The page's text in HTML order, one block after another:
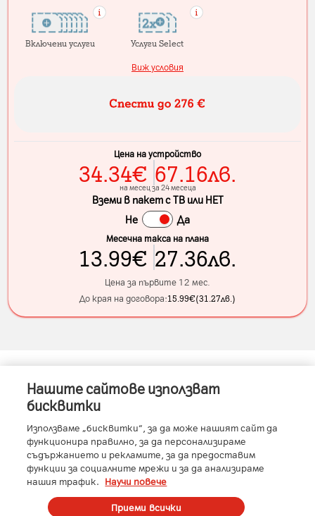
Включени услуги Услуги Select
Виж условия
Цена на устройство
34.34€ 67.16лв.
на месец за 24 месеца
Вземи в пакет с ТВ или НЕТ
Не
Да
Месечна такса на плана
13.99€ 27.36лв.
Цена за първите 12 мес.
До края на договора:15.99€(31.27лв. )
Информация за устройството
Характеристики
Производител:Apple
Вид SIM карта :eSIM
Условия
Нашите сайтове използват
бисквитки
Използваме „бисквитки“, за да може нашият сайт да
функционира правилно, за да персонализираме
съдържанието и рекламите, за да предоставим
функции за социалните мрежи и за да анализираме
нашия трафик. Научи повече
Приеми всички